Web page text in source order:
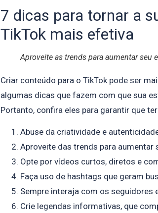
7 dicas para tornar a
TikTok mais efetiva
Aproveite as trends para aumentar seu
Criar conteúdo para o TikTok pode ser
algumas dicas que fazem com que sua
Portanto, confira eles para garantir que
Abuse da criatividade e
Aproveite das trends para aumentar
Opte por vídeos curtos, diretos e
Faça uso de hashtags que geram
Sempre interaja com os seguidores
Crie legendas informativas, que